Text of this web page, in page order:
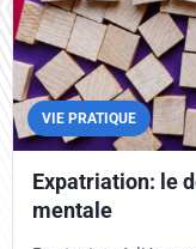
VIE PRATIQUE
Expatriation: le
mentale